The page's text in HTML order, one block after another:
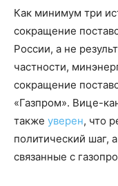
Как минимум три
сокращение
России, а не
частности,
сокращение
«Газпром». Вице-
также уверен, что
политический шаг,
связанные с